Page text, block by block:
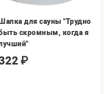
Шапка для сауны "Трудно
скромным, когда я
₽